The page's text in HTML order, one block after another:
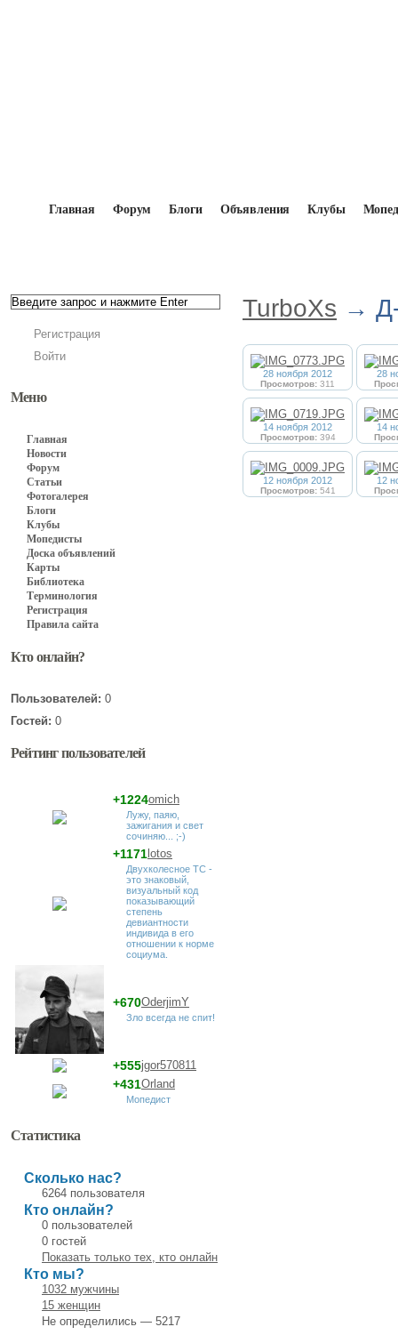
Главная Форум Блоги Объявления Клубы
Регистрация
Войти
Меню
Главная
Новости
Форум
Статьи
Фотогалерея
Блоги
Клубы
Мопедисты
Доска объявлений
Карты
Библиотека
Терминология
Регистрация
Правила сайта
Кто онлайн?
Пользователей: 0
Гостей: 0
Рейтинг пользователей
omich
+1224
Лужу, паяю,
зажигания и свет
сочиняю... ;-)
lotos
+1171
Двухколесное ТС -
это знаковый,
визуальный код
показывающий
степень
девиантности
индивида в его
отношении к норме
социума.
OderjimY
+670
Зло всегда не спит!
jgor570811
+555
Orland
+431
Мопедист
Статистика
Сколько нас?
6264 пользователя
Кто онлайн?
0 пользователей
0 гостей
Показать только тех, кто онлайн
Кто мы?
1032 мужчины
15 женщин
Не определились — 5217
TurboXs →
28 ноября 2012
Просмотров: 311
28
14 ноября 2012
Просмотров:394
14
12 ноября 2012
Просмотров:541
12